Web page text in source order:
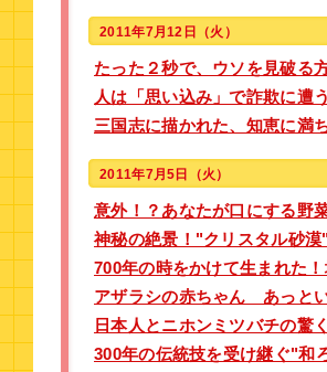
2011年7月12日（火）
たった２秒で、ウソを見破る
人は「思い込み」で詐欺に遭
三国志に描かれた、知恵に満
2011年7月5日（火）
意外！？あなたが口にする野
神秘の絶景！"クリスタル砂
700年の時をかけて生まれた
アザラシの赤ちゃん あっと
日本人とニホンミツバチの驚
300年の伝統技を受け継ぐ"和